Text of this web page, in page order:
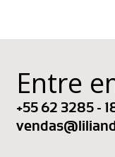
Entre
+55 62 3285 -